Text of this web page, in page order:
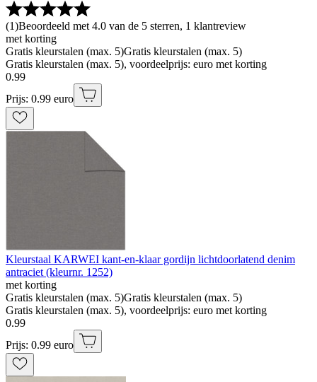
(1)Beoordeeld met 4.0 van de 5 sterren, 1 klantreview
met korting
Gratis kleurstalen (max. 5)Gratis kleurstalen (max. 5)
Gratis kleurstalen (max. 5), voordeelprijs: euro met korting
0.99
Prijs: 0.99 euro
Kleurstaal KARWEI kant-en-klaar gordijn lichtdoorlatend denim
antraciet (kleurnr. 1252)
met korting
Gratis kleurstalen (max. 5)Gratis kleurstalen (max. 5)
Gratis kleurstalen (max. 5), voordeelprijs: euro met korting
0.99
Prijs: 0.99 euro